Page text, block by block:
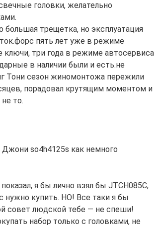
головки, желательно
большая трещетка, но эксплуатация
пять лет уже в режиме
ключи, три года в режиме автосервиса
в наличии были и есть.не
Тони сезон жиномонтожа пережили
порадовал крутящим моментом и
то.
Джони so4h4125s как немного
я бы лично взял бы JTCH085C,
нужно купить. НО! Все таки я бы
совет людской тебе — не спеши!
набор только с головками, не